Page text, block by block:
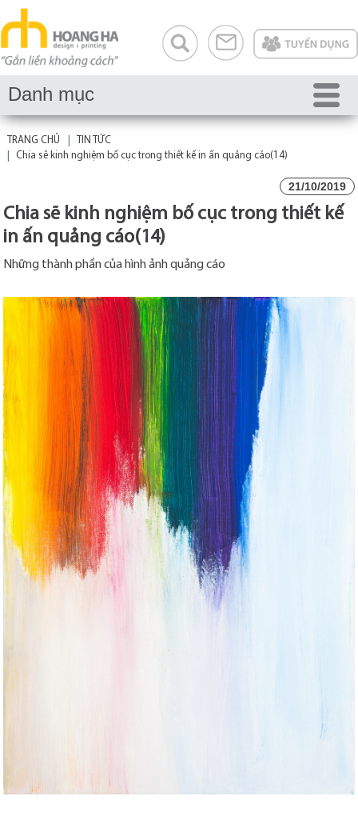
Danh mục
TRANG CHỦ
TIN TỨC
Chia sẽ kinh nghiệm bố cục trong thiết kế in ấn quảng cáo(14)
21/10/2019
Chia sẽ kinh nghiệm bố cục trong thiết kế
in ấn quảng cáo(14)
Những thành phần của hình ảnh quảng cáo